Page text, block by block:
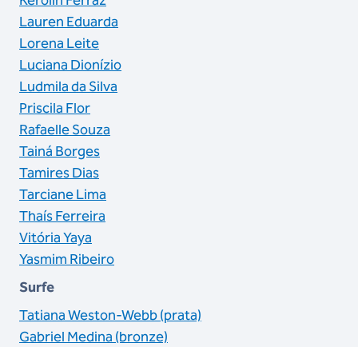
Lauren Eduarda
Lorena Leite
Luciana Dionízio
Ludmila da Silva
Priscila Flor
Rafaelle Souza
Tainá Borges
Tamires Dias
Tarciane Lima
Thaís Ferreira
Vitória Yaya
Yasmim Ribeiro
Surfe
Tatiana Weston-Webb (prata)
Gabriel Medina (bronze)